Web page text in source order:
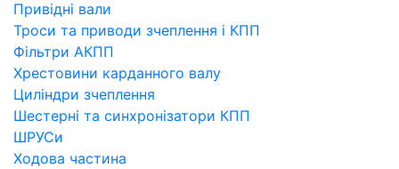
Привідні вали
Троси та приводи зчеплення і КПП
Фільтри АКПП
Хрестовини карданного валу
Циліндри зчеплення
Шестерні та синхронізатори КПП
ШРУСи
Ходова частина